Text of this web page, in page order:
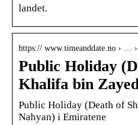
landet.
https:// www.timeanddate.no › …
Public Holiday
Khalifa bin
Public Holiday (Death of
Nahyan) i Emiratene